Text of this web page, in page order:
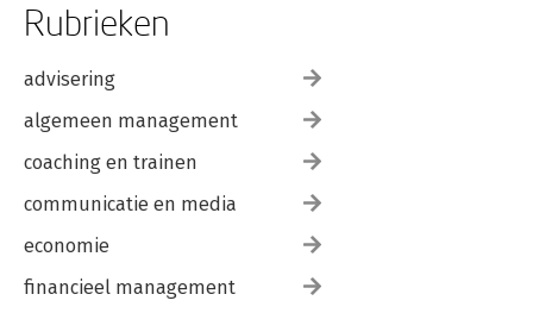
Rubrieken
advisering
algemeen management
coaching en trainen
communicatie en media
economie
financieel management